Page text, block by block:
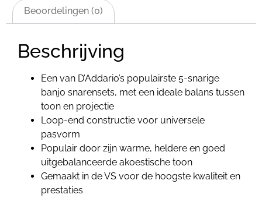
Beoordelingen (0)
Beschrijving
Een van D’Addario’s populairste 5-snarige
banjo snarensets, met een ideale balans tussen
toon en projectie
Loop-end constructie voor universele
pasvorm
Populair door zijn warme, heldere en goed
uitgebalanceerde akoestische toon
Gemaakt in de VS voor de hoogste kwaliteit en
prestaties